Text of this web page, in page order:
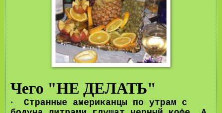
Чего "НЕ ДЕЛАТЬ"
·
Странные американцы по утрам с